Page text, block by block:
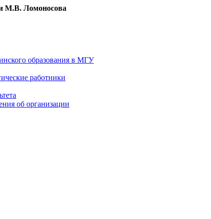
М.В. Ломоносова
образования в МГУ
работники
об организации